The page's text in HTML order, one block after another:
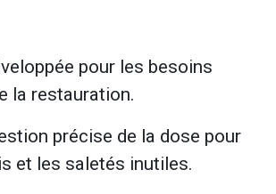
pour les besoins
la restauration.
précise de la dose pour
et les saletés inutiles.